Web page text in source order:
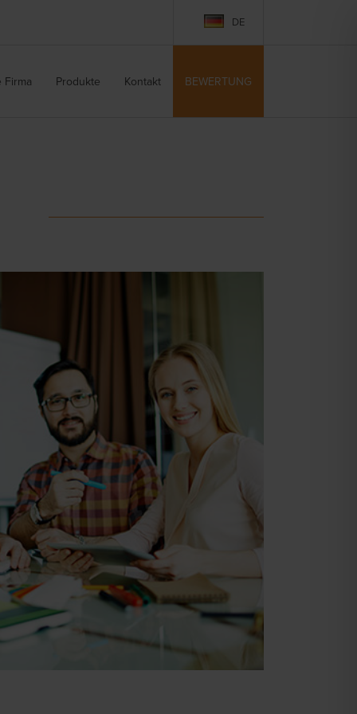
DE
Firma Produkte Kontakt BEWERTUNG